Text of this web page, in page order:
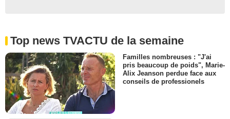
Top news TVACTU de la semaine
Familles nombreuses : "J'ai
pris beaucoup de poids", Marie-
Alix Jeanson perdue face aux
conseils de professionels